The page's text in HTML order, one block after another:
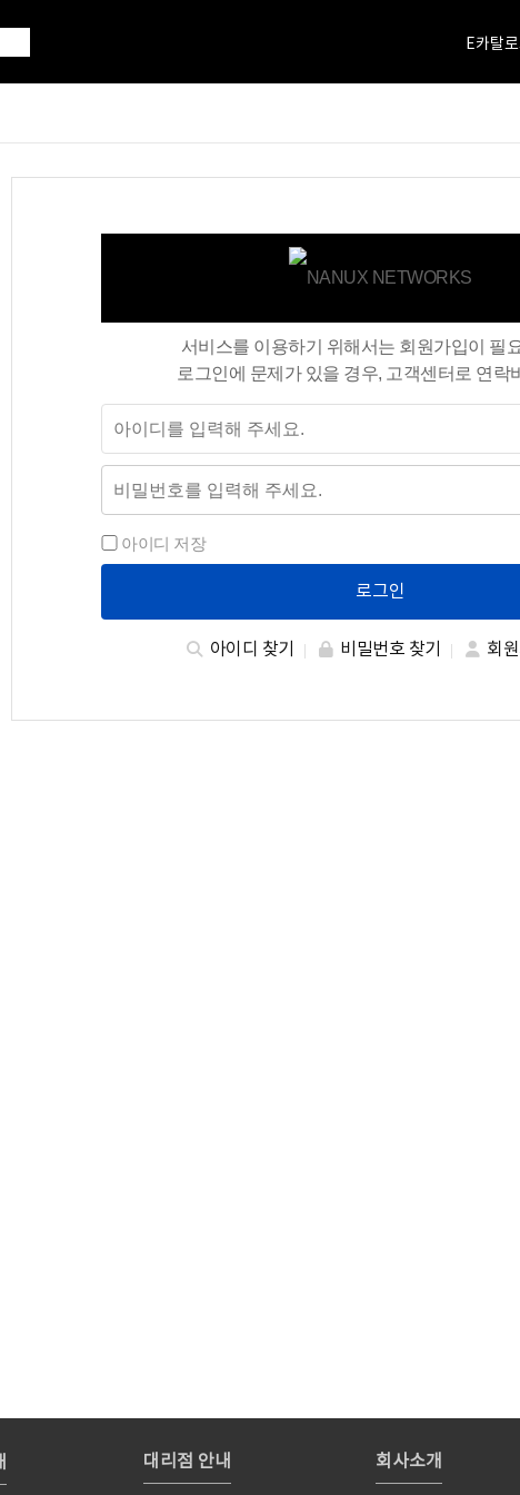
E카탈
서비스를 이용하기 위해서는 회원가입이 필
로그인에 문제가 있을 경우, 고객센터로 연락
아이디 저장
로그인
아이디 찾기 비밀번호 찾기 회
대리점 안내 회사소개